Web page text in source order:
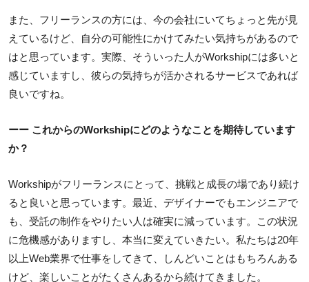
また、フリーランスの方には、今の会社にいてちょっと先が見
えているけど、自分の可能性にかけてみたい気持ちがあるので
はと思っています。実際、そういった人がWorkshipには多いと
感じていますし、彼らの気持ちが活かされるサービスであれば
良いですね。
ーー これからのWorkshipにどのようなことを期待しています
か？
Workshipがフリーランスにとって、挑戦と成長の場であり続け
ると良いと思っています。最近、デザイナーでもエンジニアで
も、受託の制作をやりたい人は確実に減っています。この状況
に危機感がありますし、本当に変えていきたい。私たちは20年
以上Web業界で仕事をしてきて、しんどいことはもちろんある
けど、楽しいことがたくさんあるから続けてきました。